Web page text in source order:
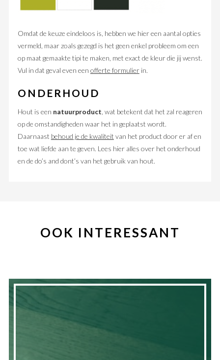
Omdat de keuze eindeloos is, hebben we hier een aantal opties
vermeld, maar zoals gezegd is het geen enkel probleem om een
op maat gemaakte tipi te maken, met exact de kleur die jij wenst.
Vul in dat geval even een offerte formulierin.
ONDERHOUD
Hout is een natuurproduct , wat betekent dat het zal reageren
op de omstandigheden waar het in geplaatst wordt.
Daarnaast behoud je de kwaliteit van het product door er af en
toe wat liefde aan te geven. Lees hier alles over het onderhoud
en de do’s and dont’s van het gebruik van hout.
OOK INTERESSANT